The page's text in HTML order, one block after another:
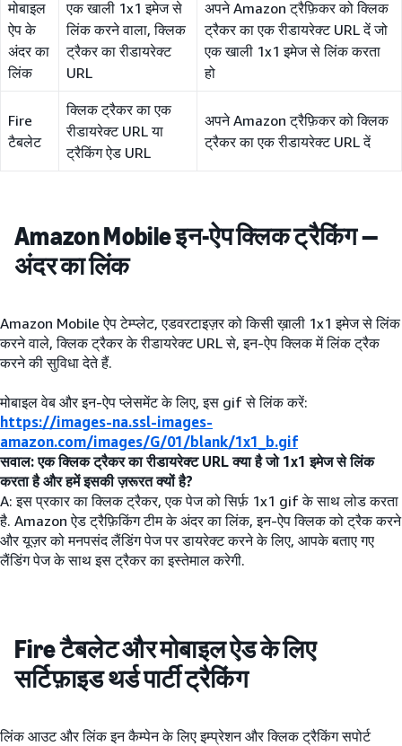
मोबाइल
ऐप के
अंदर का
लिंक
एक खाली 1x1 इमेज से
लिंक करने वाला, क्लिक
ट्रैकर का रीडायरेक्ट
URL
अपने Amazon ट्रैफ़िकर को क्लिक
ट्रैकर का एक रीडायरेक्ट URL दें जो
एक खाली 1x1 इमेज से लिंक करता
हो
Fire
टैबलेट
क्लिक ट्रैकर का एक
रीडायरेक्ट URL या
ट्रैकिंग ऐड URL
अपने Amazon ट्रैफ़िकर को क्लिक
ट्रैकर का एक रीडायरेक्ट URL दें
Amazon Mobile इन-ऐप क्लिक ट्रैकिंग —
अंदर का लिंक
Amazon Mobile ऐप टेम्प्लेट, एडवरटाइज़र को किसी ख़ाली 1x1 इमेज से लिंक
करने वाले, क्लिक ट्रैकर के रीडायरेक्ट URL से, इन-ऐप क्लिक में लिंक ट्रैक
करने की सुविधा देते हैं.
मोबाइल वेब और इन-ऐप प्लेसमेंट के लिए, इस gif से लिंक करें:
https://images-na.ssl-images-
amazon.com/images/G/01/blank/1x1_b.gif
सवाल: एक क्लिक ट्रैकर का रीडायरेक्ट URL क्या है जो 1x1 इमेज से लिंक
करता है और हमें इसकी ज़रूरत क्यों है?
A: इस प्रकार का क्लिक ट्रैकर, एक पेज को सिर्फ़ 1x1 gif के साथ लोड करता
है. Amazon ऐड ट्रैफ़िकिंग टीम के अंदर का लिंक, इन-ऐप क्लिक को ट्रैक करने
और यूज़र को मनपसंद लैंडिंग पेज पर डायरेक्ट करने के लिए, आपके बताए गए
लैंडिंग पेज के साथ इस ट्रैकर का इस्तेमाल करेगी.
Fire टैबलेट और मोबाइल ऐड के लिए
सर्टिफ़ाइड थर्ड पार्टी ट्रैकिंग
लिंक आउट और लिंक इन कैम्पेन के लिए इम्प्रेशन और क्लिक ट्रैकिंग सपोर्ट